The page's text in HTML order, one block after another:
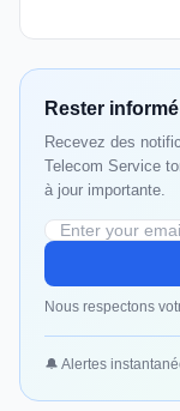
Rester
Recevez des
Telecom Service
à jour importante.
Nous respectons
🔔 Alertes